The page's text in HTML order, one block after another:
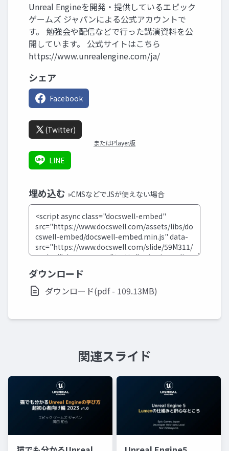
Unreal Engineを開発・提供しているエピック
ゲームズ ジャパンによる公式アカウントで
す。 勉強会や配信などで行った講演資料を公
開しています。 公式サイトはこちら
https://www.unrealengine.com/ja/
シェア
Facebook
(Twitter)
またはPlayer版
LINE
埋め込む »CMSなどでJSが使えない場合
ダウンロード
ダウンロード(pdf - 109.13MB)
関連スライド